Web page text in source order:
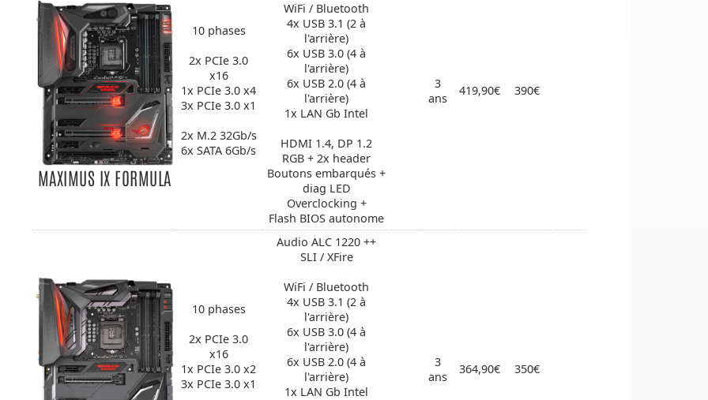
MAXIMUS IX FORMULA
10 phases
2x PCIe 3.0
x16
1x PCIe 3.0 x4
3x PCIe 3.0 x1
2x M.2 32Gb/s
6x SATA 6Gb/s
WiFi / Bluetooth
4x USB 3.1 (2 à
l'arrière)
6x USB 3.0 (4 à
l'arrière)
6x USB 2.0 (4 à
l'arrière)
1x LAN Gb Intel
HDMI 1.4, DP 1.2
RGB + 2x header
Boutons embarqués +
diag LED
Overclocking +
Flash BIOS autonome
3
ans
419,90€ 390€
10 phases
2x PCIe 3.0
x16
1x PCIe 3.0 x2
3x PCIe 3.0 x1
Audio ALC 1220 ++
SLI / XFire
WiFi / Bluetooth
4x USB 3.1 (2 à
l'arrière)
6x USB 3.0 (4 à
l'arrière)
6x USB 2.0 (4 à
l'arrière)
1x LAN Gb Intel
3
ans
364,90€ 350€